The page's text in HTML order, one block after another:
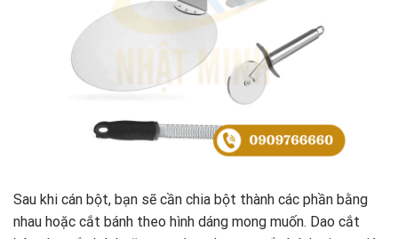
Sau khi cán bột, bạn sẽ cần chia bột thành các phần bằng
nhau hoặc cắt bánh theo hình dáng mong muốn. Dao cắt